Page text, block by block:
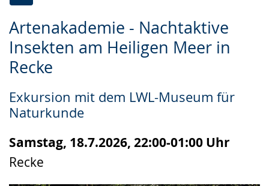
Artenakademie - Nachtaktive
Insekten am Heiligen Meer in
Recke
Exkursion mit dem LWL-Museum für
Naturkunde
Samstag, 18.7.2026, 22:00-01:00 Uhr
Recke
Leichten
Sprache
wechseln.
Audio-
Unterstützung.
Video
in
Deutscher
wird
angezeigt.